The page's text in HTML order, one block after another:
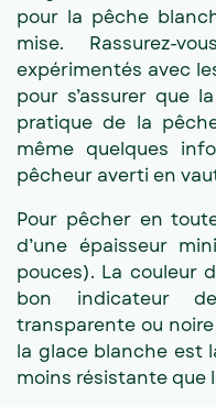
pour la pêche
mise. Rassurez-
expérimentés avec
pour s’assurer que
pratique de la
même quelques
pêcheur averti en
Pour pêcher en
d’une épaisseur
pouces). La couleur
bon indicateur
transparente ou
la glace blanche est
moins résistante que